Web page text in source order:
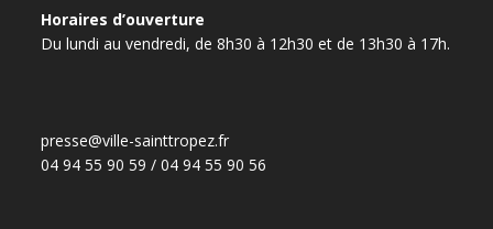
Horaires d’ouverture
Du lundi au vendredi, de 8h30 à 12h30 et de 13h30 à 17h.
presse@ville-sainttropez.fr
04 94 55 90 59 / 04 94 55 90 56